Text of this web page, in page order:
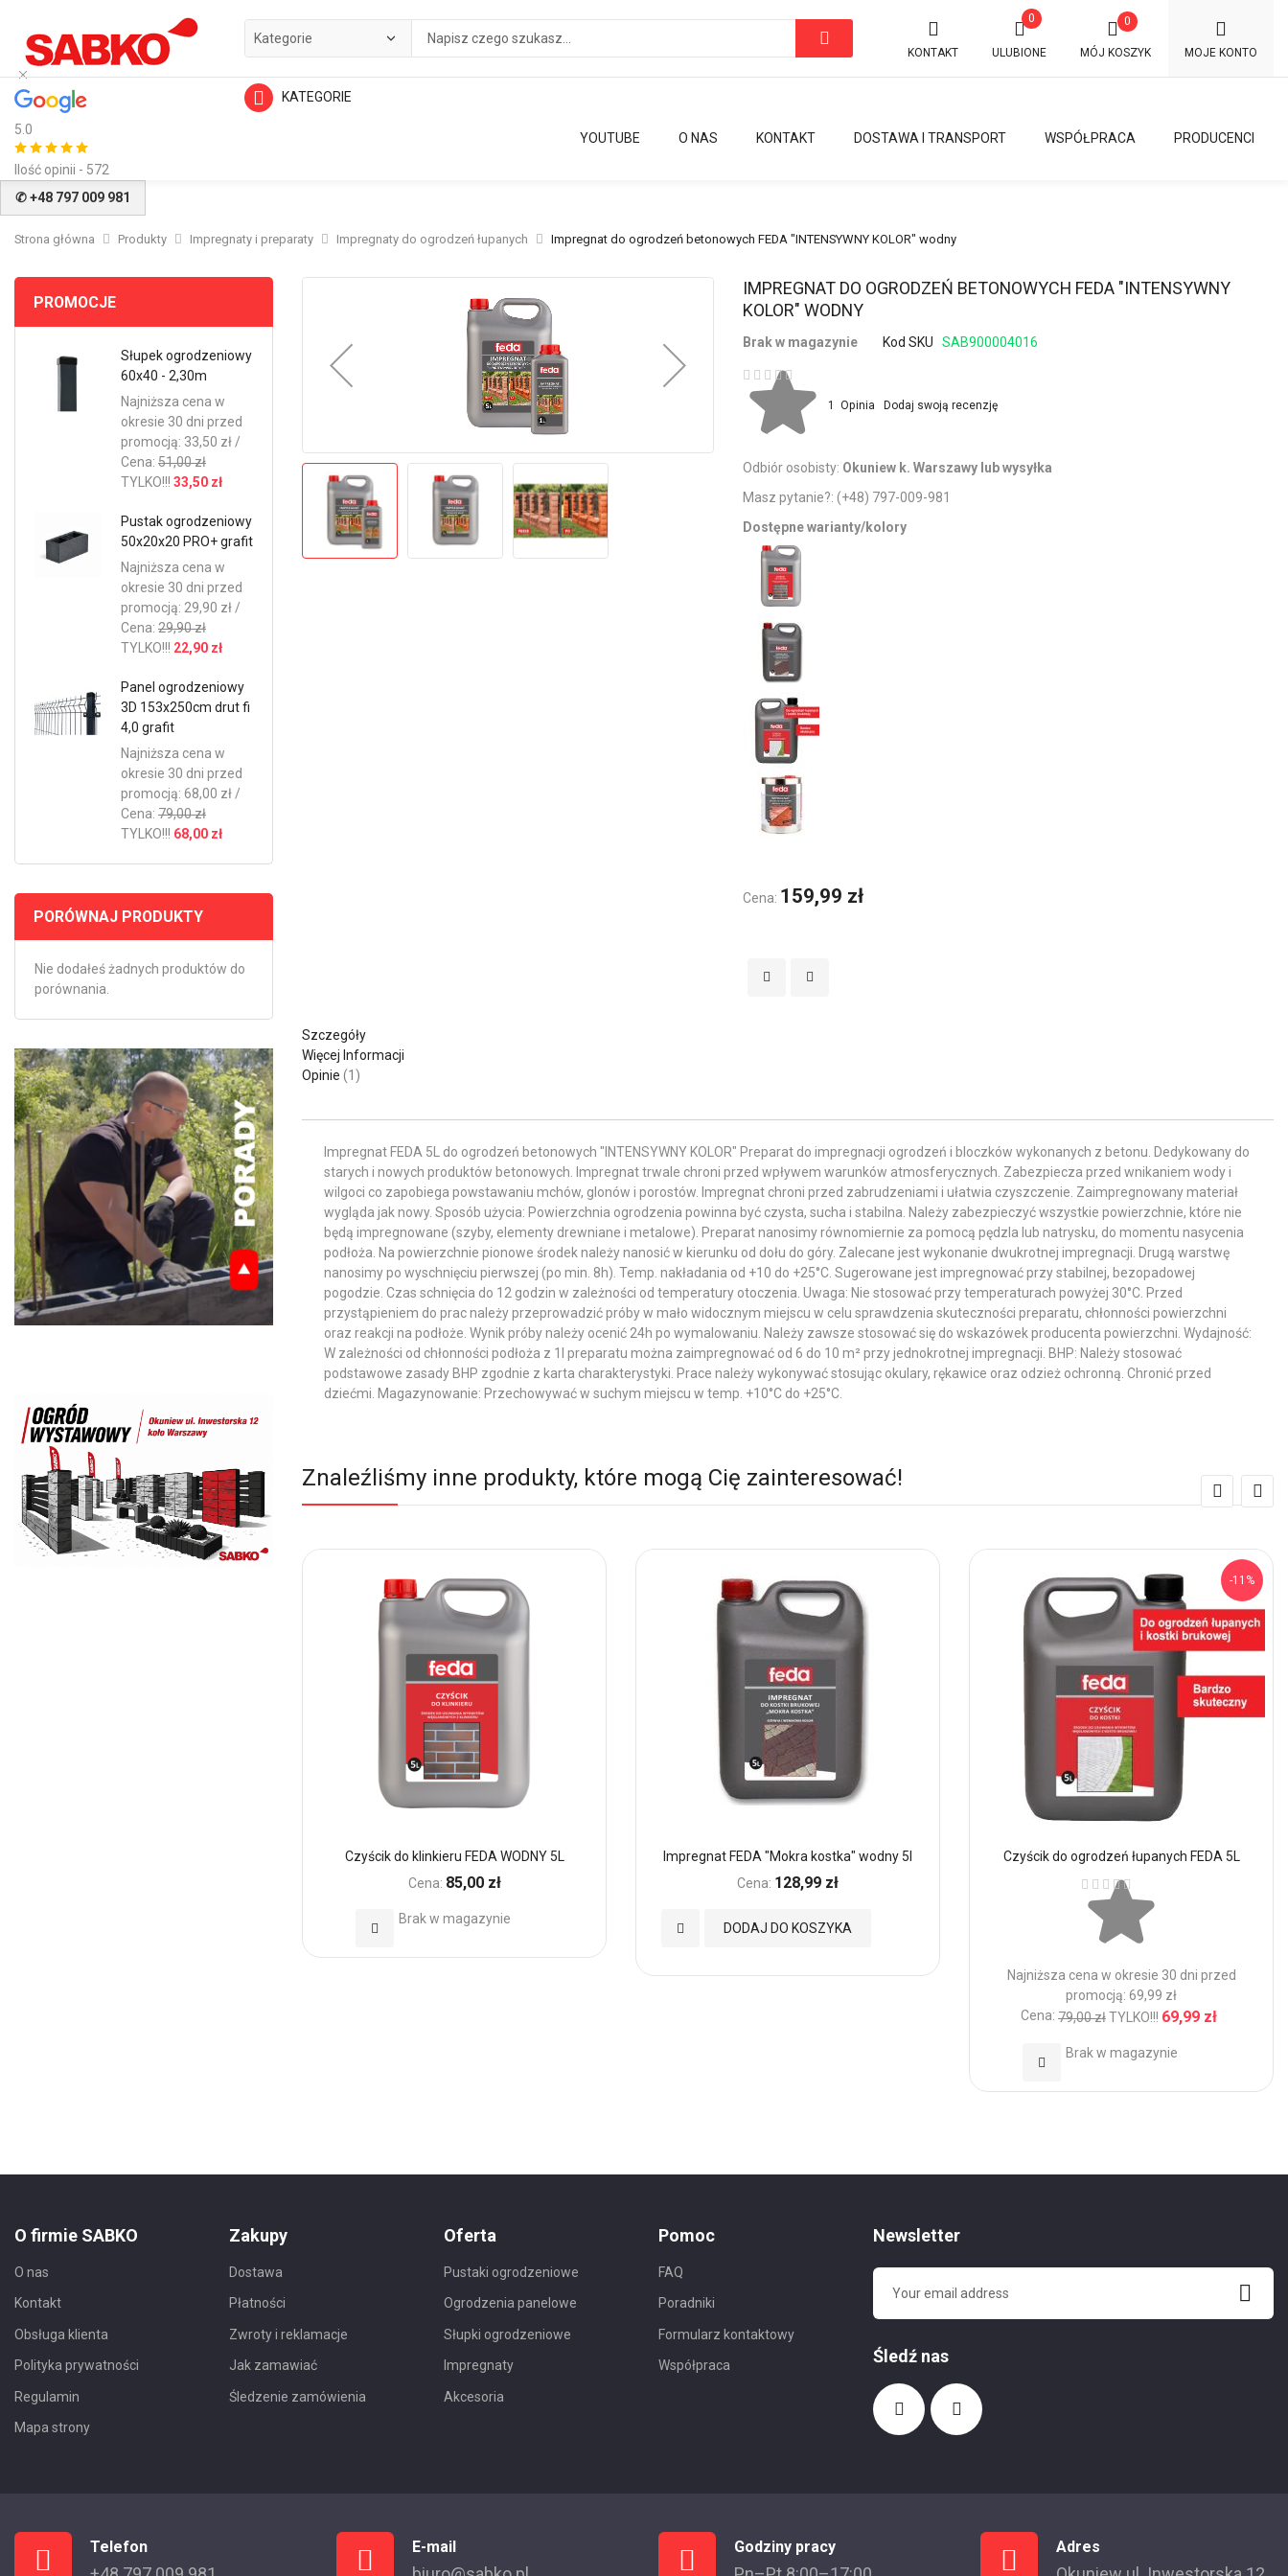
5.0
Ilość opinii - 572
KONTAKT
0
ULUBIONE MÓJ KOSZYK
0
MOJE KONTO
KATEGORIE
PRODUCENCI
WSPÓŁPRACA
DOSTAWA I TRANSPORT
KONTAKT
O NAS
YOUTUBE
✆ +48 797 009 981
Strona główna Produkty Impregnaty i preparaty Impregnaty do ogrodzeń łupanych Impregnat do ogrodzeń betonowych FEDA "INTENSYWNY KOLOR" wodny
Przejdź
galerii
IMPREGNAT DO OGRODZEŃ BETONOWYCH FEDA "INTENSYWNY
KOLOR" WODNY
Brak w magazynie Kod SKU
SAB900004016
Ocena:
1 Opinia Dodaj swoją recenzję
Odbiór osobisty: Okuniew k. Warszawy lub wysyłka
Masz pytanie?: (+48) 797-009-981
Dostępne warianty/kolory
Cena: 159,99 zł
Szczegóły
Więcej Informacji
Opinie
1
Impregnat FEDA 5L do ogrodzeń betonowych "INTENSYWNY KOLOR" Preparat do impregnacji ogrodzeń i bloczków wykonanych z betonu. Dedykowany do
starych i nowych produktów betonowych. Impregnat trwale chroni przed wpływem warunków atmosferycznych. Zabezpiecza przed wnikaniem wody i
wilgoci co zapobiega powstawaniu mchów, glonów i porostów. Impregnat chroni przed zabrudzeniami i ułatwia czyszczenie. Zaimpregnowany materiał
wygląda jak nowy. Sposób użycia: Powierzchnia ogrodzenia powinna być czysta, sucha i stabilna. Należy zabezpieczyć wszystkie powierzchnie, które nie
będą impregnowane (szyby, elementy drewniane i metalowe). Preparat nanosimy równomiernie za pomocą pędzla lub natrysku, do momentu nasycenia
podłoża. Na powierzchnie pionowe środek należy nanosić w kierunku od dołu do góry. Zalecane jest wykonanie dwukrotnej impregnacji. Drugą warstwę
nanosimy po wyschnięciu pierwszej (po min. 8h). Temp. nakładania od +10 do +25°C. Sugerowane jest impregnować przy stabilnej, bezopadowej
pogodzie. Czas schnięcia do 12 godzin w zależności od temperatury otoczenia. Uwaga: Nie stosować przy temperaturach powyżej 30°C. Przed
przystąpieniem do prac należy przeprowadzić próby w mało widocznym miejscu w celu sprawdzenia skuteczności preparatu, chłonności powierzchni
oraz reakcji na podłoże. Wynik próby należy ocenić 24h po wymalowaniu. Należy zawsze stosować się do wskazówek producenta powierzchni. Wydajność:
W zależności od chłonności podłoża z 1l preparatu można zaimpregnować od 6 do 10 m² przy jednokrotnej impregnacji. BHP: Należy stosować
podstawowe zasady BHP zgodnie z karta charakterystyki. Prace należy wykonywać stosując okulary, rękawice oraz odzież ochronną. Chronić przed
dziećmi. Magazynowanie: Przechowywać w suchym miejscu w temp. +10°C do +25°C.
Znaleźliśmy inne produkty, które mogą Cię zainteresować!
Czyścik do klinkieru FEDA WODNY 5L
Cena: 85,00 zł
Brak w magazynie
Dodaj
Impregnat FEDA "Mokra kostka" wodny 5l
Cena: 128,99 zł
DODAJ DO KOSZYKA
Dodaj
-11%
Czyścik do ogrodzeń łupanych FEDA 5L
Ocena:
Najniższa cena w okresie 30 dni przed
promocją: 69,99 zł
Cena: 79,00 złTYLKO!!! 69,99 zł
Brak w magazynie
Dodaj
PROMOCJE
Słupek ogrodzeniowy
60x40 - 2,30m
Najniższa cena w
okresie 30 dni przed
promocją: 33,50 zł /
Cena: 51,00 zł
TYLKO!!! 33,50 zł
Pustak ogrodzeniowy
50x20x20 PRO+ grafit
Najniższa cena w
okresie 30 dni przed
promocją: 29,90 zł /
Cena: 29,90 zł
TYLKO!!! 22,90 zł
Panel ogrodzeniowy
3D 153x250cm drut fi
4,0 grafit
Najniższa cena w
okresie 30 dni przed
promocją: 68,00 zł /
Cena: 79,00 zł
TYLKO!!! 68,00 zł
PORÓWNAJ PRODUKTY
Nie dodałeś żadnych produktów do
porównania.
O firmie SABKO
O nas
Kontakt
Obsługa klienta
Polityka prywatności
Regulamin
Mapa strony
Zakupy
Dostawa
Płatności
Zwroty i reklamacje
Jak zamawiać
Śledzenie zamówienia
Oferta
Pustaki ogrodzeniowe
Ogrodzenia panelowe
Słupki ogrodzeniowe
Impregnaty
Akcesoria
Pomoc
FAQ
Poradniki
Formularz kontaktowy
Współpraca
Newsletter
Śledź nas
Telefon E-mail Godziny pracy Adres